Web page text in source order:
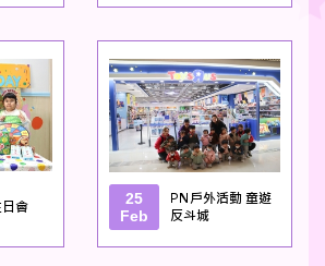
會
25
Feb
PN戶外活動 童遊
反斗城